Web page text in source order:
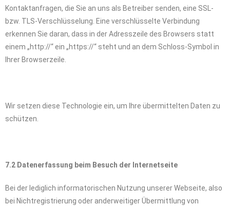
Kontaktanfragen, die Sie an uns als Betreiber senden, eine SSL-
bzw. TLS-Verschlüsselung. Eine verschlüsselte Verbindung
erkennen Sie daran, dass in der Adresszeile des Browsers statt
einem „http://“ ein „https://“ steht und an dem Schloss-Symbol in
Ihrer Browserzeile.
Wir setzen diese Technologie ein, um Ihre übermittelten Daten zu
schützen.
7.2 Datenerfassung beim Besuch der Internetseite
Bei der lediglich informatorischen Nutzung unserer Webseite, also
bei Nichtregistrierung oder anderweitiger Übermittlung von